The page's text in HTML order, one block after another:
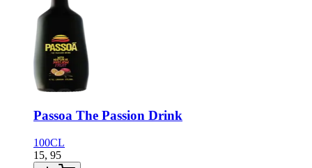
Passoa The Passion Drink
100CL
15, 95